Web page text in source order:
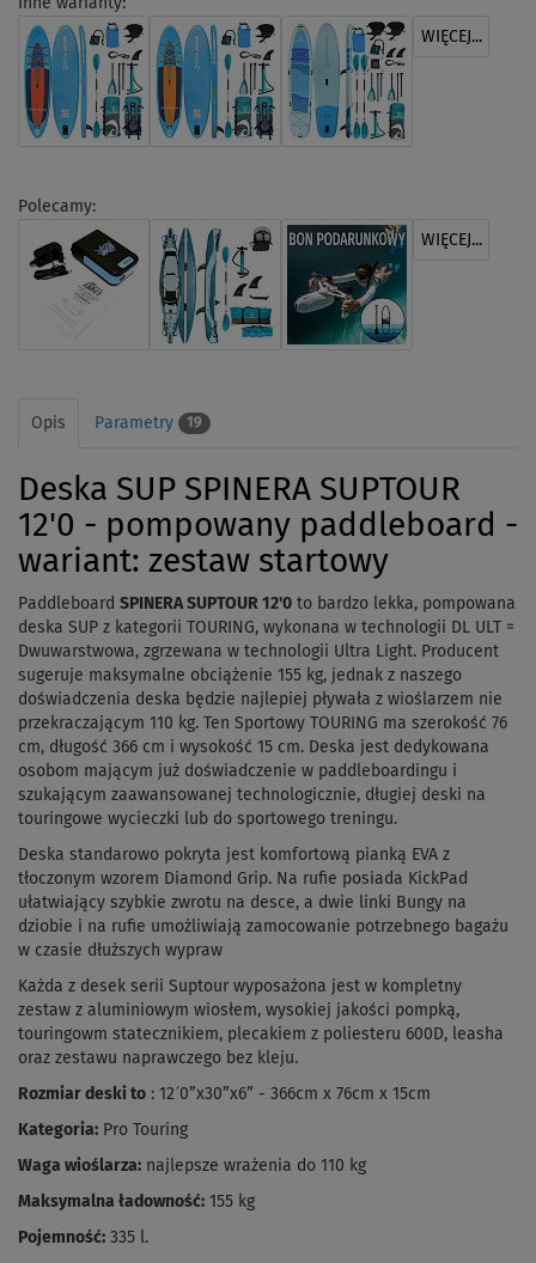
Inne warianty:
WIĘCEJ...
Polecamy:
WIĘCEJ...
Opis Parametry 19
Deska SUP SPINERA SUPTOUR
12'0 - pompowany paddleboard -
wariant: zestaw startowy
Paddleboard SPINERA SUPTOUR 12'0 to bardzo lekka, pompowana
deska SUP z kategorii TOURING, wykonana w technologii DL ULT =
Dwuwarstwowa, zgrzewana w technologii Ultra Light. Producent
sugeruje maksymalne obciążenie 155 kg, jednak z naszego
doświadczenia deska będzie najlepiej pływała z wioślarzem nie
przekraczającym 110 kg.
Ten Sportowy TOURING ma szerokość 76
cm, długość 366 cm i wysokość 15 cm. Deska jest dedykowana
osobom mającym już doświadczenie w paddleboardingu i
szukającym zaawansowanej technologicznie, długiej deski na
touringowe wycieczki lub do sportowego treningu.
Deska standarowo pokryta jest komfortową pianką EVA z
tłoczonym wzorem Diamond Grip. Na rufie posiada KickPad
ułatwiający szybkie zwrotu na desce, a dwie linki Bungy na
dziobie i na rufie umożliwiają zamocowanie potrzebnego bagażu
w czasie dłuższych wypraw
Każda z desek serii Suptour wyposażona jest w kompletny
zestaw z aluminiowym wiosłem, wysokiej jakości pompką,
touringowm statecznikiem, plecakiem z poliesteru 600D, leasha
oraz zestawu naprawczego bez kleju.
Rozmiar deski to : 12´0”x30”x6” - 366cm x 76cm x 15cm
Kategoria: Pro Touring
Waga wioślarza: najlepsze wrażenia do 110 kg
Maksymalna ładowność: 155 kg
Pojemność: 335 l.